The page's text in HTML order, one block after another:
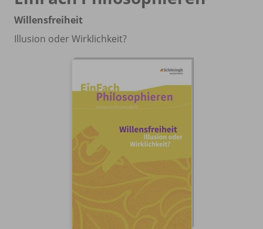
Willensfreiheit
Illusion oder Wirklichkeit?